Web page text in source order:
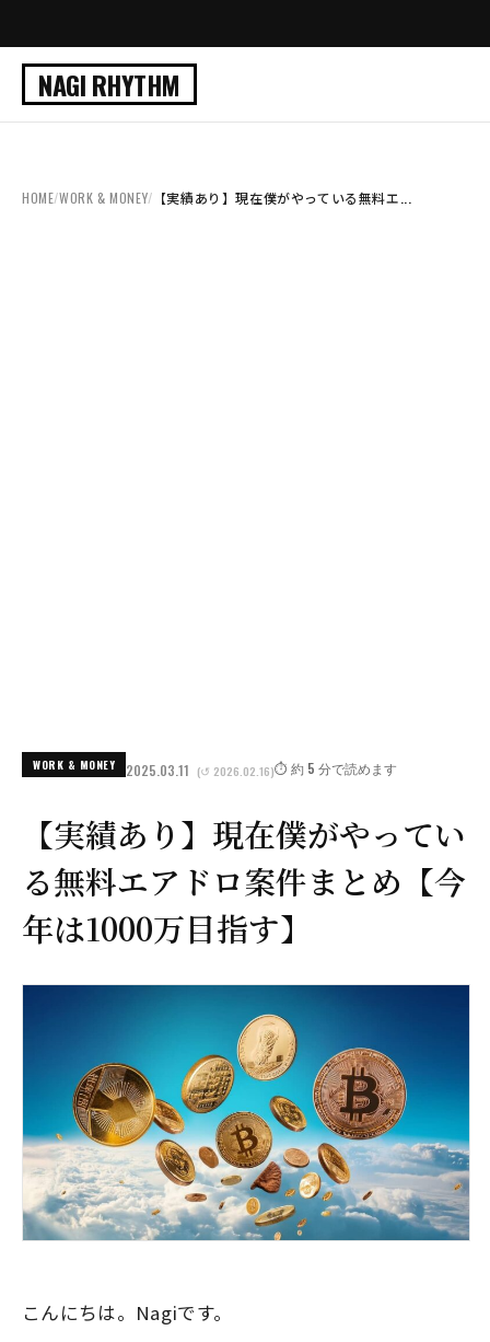
NAGI RHYTHM
HOME/WORK & MONEY/ 【実績あり】現在僕がやっている無料エ...
WORK & MONEY 2025.03.11 (↺ 2026.02.16)⏱️ 約 5 分で読めます
【実績あり】現在僕がやってい
る無料エアドロ案件まとめ【今
年は1000万目指す】
こんにちは。Nagiです。